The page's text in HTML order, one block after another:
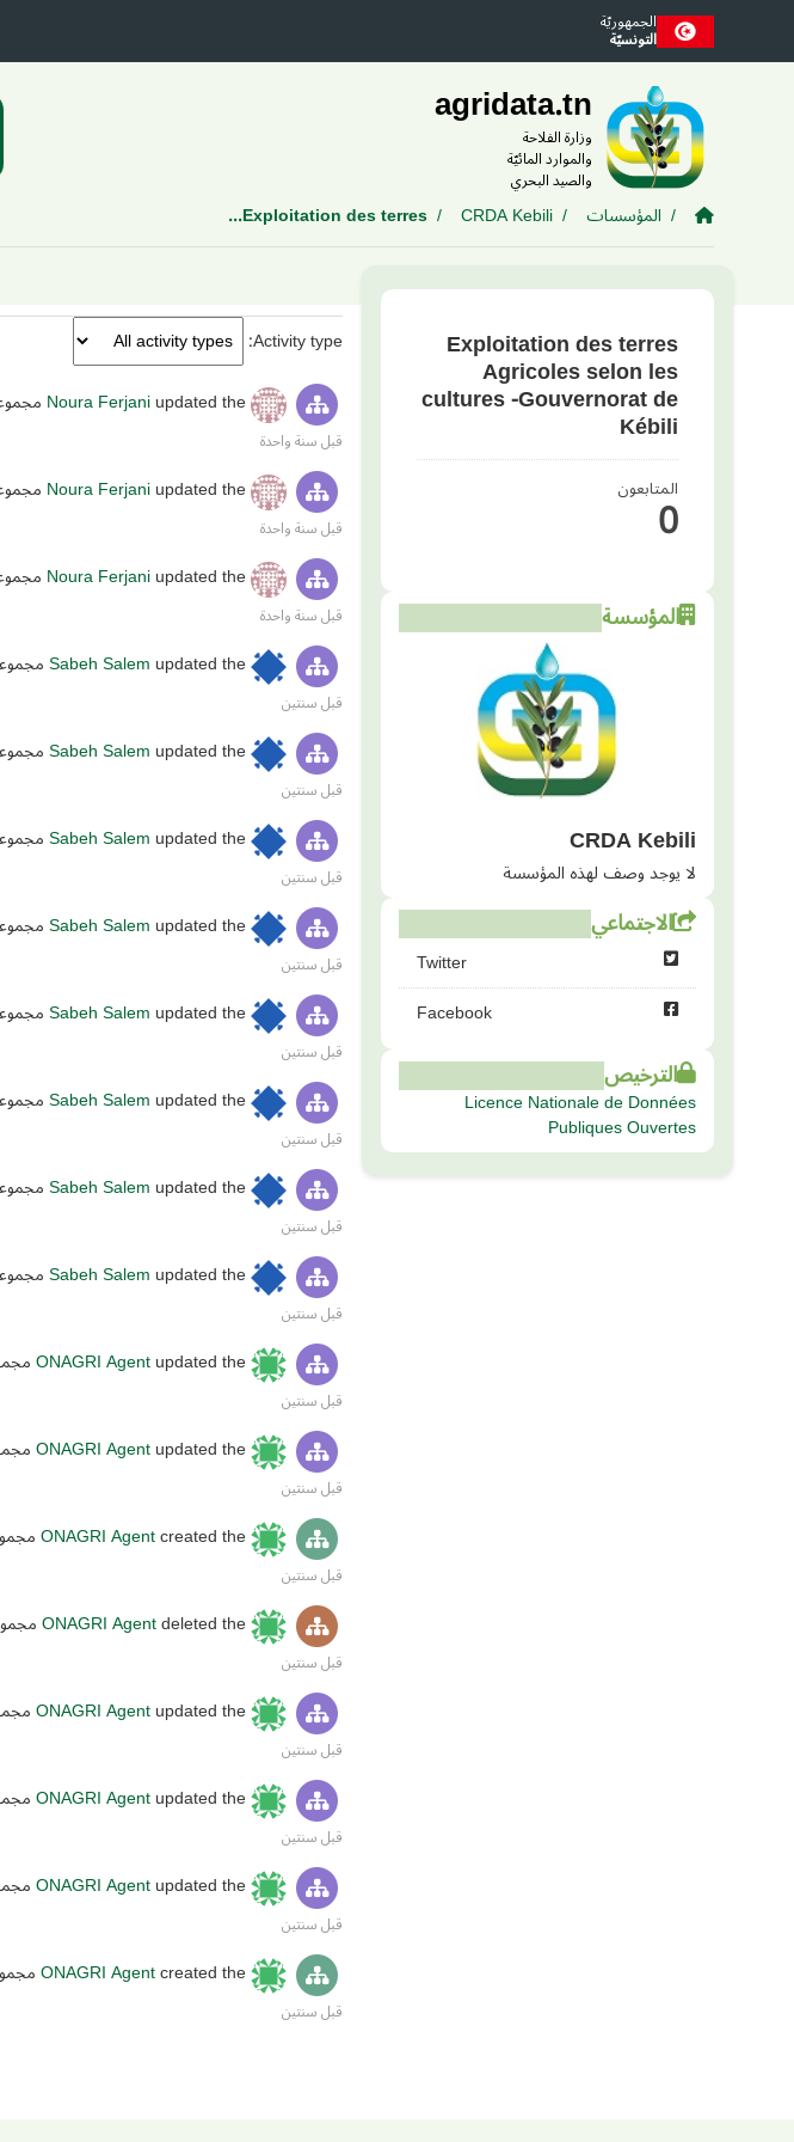
Skip to main contentالجمهوريّة
التونسيّة
agridata.tn
وزارة الفلاحة
والموارد المائيّة
والصيد البحري
المؤسسات CRDA Kebili
Exploitation des terres...
Exploitation des terres
Agricoles selon les
cultures -Gouvernorat de
Kébili
المتابعون
0
المؤسسة
CRDA Kebili
لا يوجد وصف لهذه المؤسسة
الاجتماعي
Twitter
Facebook
الترخيص
Licence Nationale de Données
Publiques Ouvertes
Activity type
Noura Ferjaniupdated the مجموعة بيانات
قبل سنة واحدة
Noura Ferjaniupdated the مجموعة بيانات
قبل سنة واحدة
Noura Ferjaniupdated the مجموعة بيانات
قبل سنة واحدة
Sabeh Salem updated the مجموعة بيانات
قبل سنتين
Sabeh Salem updated the مجموعة بيانات
قبل سنتين
Sabeh Salem updated the مجموعة بيانات
قبل سنتين
Sabeh Salem updated the مجموعة بيانات
قبل سنتين
Sabeh Salem updated the مجموعة بيانات
قبل سنتين
Sabeh Salem updated the مجموعة بيانات
قبل سنتين
Sabeh Salem updated the مجموعة بيانات
قبل سنتين
Sabeh Salem updated the مجموعة بيانات
قبل سنتين
ONAGRI Agentupdated the مجموعة بيانات
قبل سنتين
ONAGRI Agentupdated the مجموعة بيانات
قبل سنتين
ONAGRI Agentcreated the مجموعة بيانات
قبل سنتين
ONAGRI Agentdeleted the مجموعة بيانات
قبل سنتين
ONAGRI Agentupdated the مجموعة بيانات
قبل سنتين
ONAGRI Agentupdated the مجموعة بيانات
قبل سنتين
ONAGRI Agentupdated the مجموعة بيانات
قبل سنتين
ONAGRI Agentcreated the مجموعة بيانات
قبل سنتين